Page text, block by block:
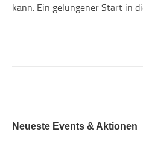
kann. Ein gelungener Start in
Neueste Events & Aktionen